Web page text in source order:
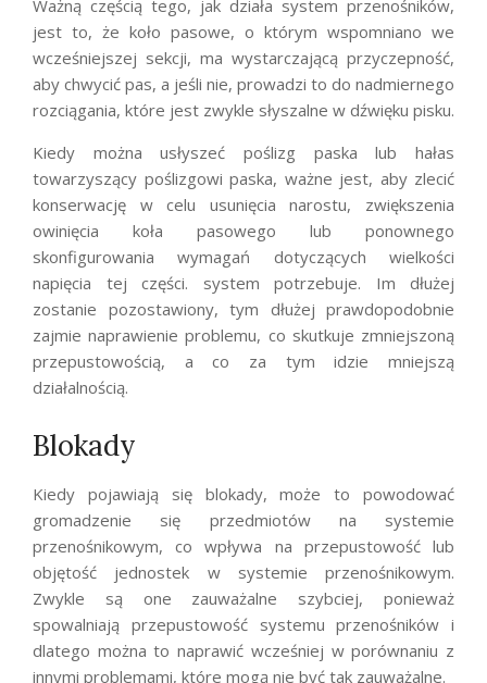
Ważną częścią tego, jak działa system przenośników,
jest to, że koło pasowe, o którym wspomniano we
wcześniejszej sekcji, ma wystarczającą przyczepność,
aby chwycić pas, a jeśli nie, prowadzi to do nadmiernego
rozciągania, które jest zwykle słyszalne w dźwięku pisku.
Kiedy można usłyszeć poślizg paska lub hałas
towarzyszący poślizgowi paska, ważne jest, aby zlecić
konserwację w celu usunięcia narostu, zwiększenia
owinięcia koła pasowego lub ponownego
skonfigurowania wymagań dotyczących wielkości
napięcia tej części. system potrzebuje. Im dłużej
zostanie pozostawiony, tym dłużej prawdopodobnie
zajmie naprawienie problemu, co skutkuje zmniejszoną
przepustowością, a co za tym idzie mniejszą
działalnością.
Blokady
Kiedy pojawiają się blokady, może to powodować
gromadzenie się przedmiotów na systemie
przenośnikowym, co wpływa na przepustowość lub
objętość jednostek w systemie przenośnikowym.
Zwykle są one zauważalne szybciej, ponieważ
spowalniają przepustowość systemu przenośników i
dlatego można to naprawić wcześniej w porównaniu z
innymi problemami, które mogą nie być tak zauważalne.